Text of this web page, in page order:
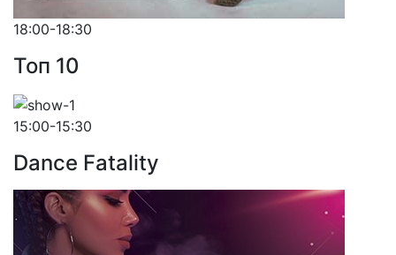
18:00-18:30
Toп 10
15:00-15:30
Dance Fatality